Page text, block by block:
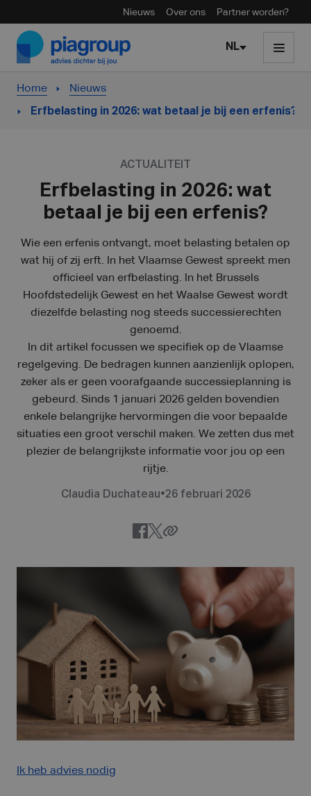
Nieuws Over ons Partner worden?
Skip to content
NL
Home Nieuws
Erfbelasting in 2026: wat betaal je bij een erfenis?
ACTUALITEIT
Erfbelasting in 2026: wat
betaal je bij een erfenis?
Wie een erfenis ontvangt, moet belasting betalen op
wat hij of zij erft. In het Vlaamse Gewest spreekt men
officieel van erfbelasting. In het Brussels
Hoofdstedelijk Gewest en het Waalse Gewest wordt
diezelfde belasting nog steeds successierechten
genoemd.
In dit artikel focussen we specifiek op de Vlaamse
regelgeving. De bedragen kunnen aanzienlijk oplopen,
zeker als er geen voorafgaande successieplanning is
gebeurd. Sinds 1 januari 2026 gelden bovendien
enkele belangrijke hervormingen die voor bepaalde
situaties een groot verschil maken. We zetten dus met
plezier de belangrijkste informatie voor jou op een
rijtje.
Claudia Duchateau•26 februari 2026
Ik heb advies nodig